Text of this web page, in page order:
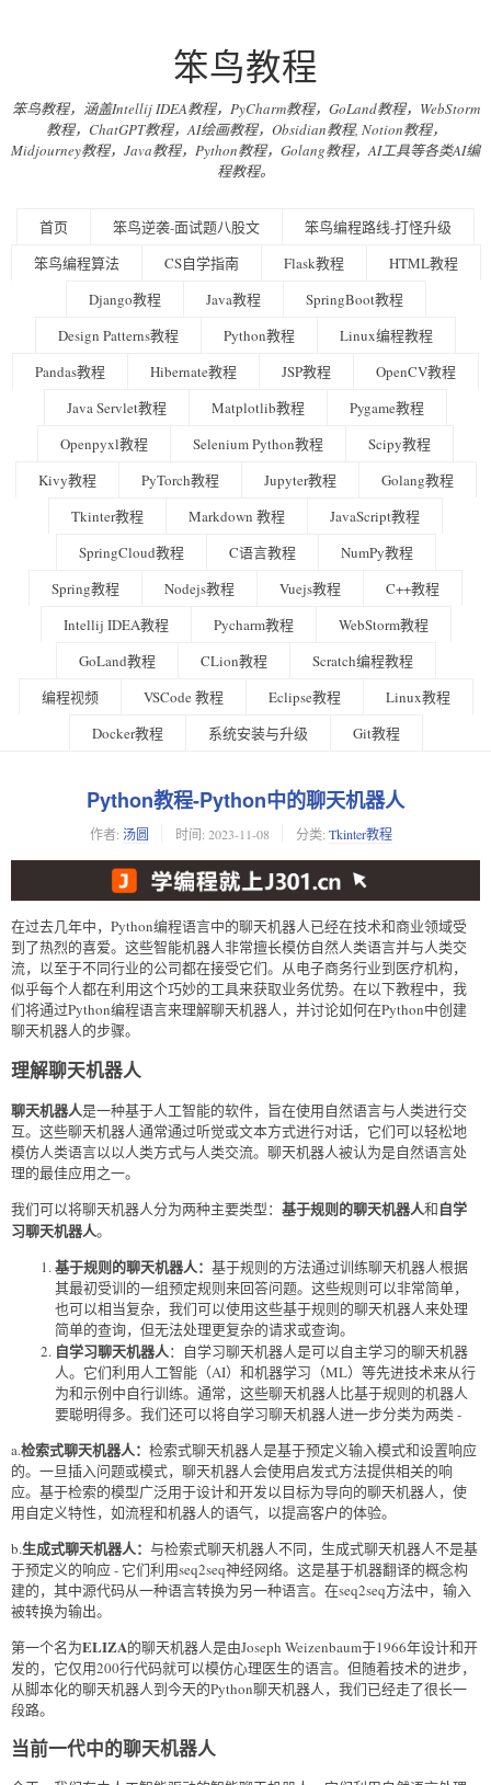
笨鸟教程
笨鸟教程，涵盖Intellij IDEA教程，PyCharm教程，GoLand教程，WebStorm
教程，ChatGPT教程，AI绘画教程，Obsidian教程, Notion教程，
Midjourney教程，Java教程，Python教程，Golang教程，AI工具等各类AI编
程教程。
首页 笨鸟逆袭-面试题八股文
笨鸟编程路线-打怪升级
笨鸟编程算法
CS自学指南 Flask教程
HTML教程
Django教程
Java教程
SpringBoot教程
Design Patterns教程
Python教程
Linux编程教程
Pandas教程
Hibernate教程 JSP教程
OpenCV教程
Java Servlet教程
Matplotlib教程
Pygame教程
Openpyxl教程
Selenium Python教程
Scipy教程
Kivy教程
PyTorch教程 Jupyter教程
Golang教程
Tkinter教程
Markdown 教程
JavaScript教程
SpringCloud教程
C语言教程
NumPy教程
Spring教程
Nodejs教程 Vuejs教程
C++教程
Intellij IDEA教程
Pycharm教程
WebStorm教程
GoLand教程
CLion教程
Scratch编程教程
编程视频
VSCode 教程 Eclipse教程
Linux教程
Docker教程
系统安装与升级 Git教程
Python教程-Python中的聊天机器人
作者: 汤圆 时间: 2023-11-08 分类: Tkinter教程
在过去几年中，Python编程语言中的聊天机器人已经在技术和商业领域受
到了热烈的喜爱。这些智能机器人非常擅长模仿自然人类语言并与人类交
流，以至于不同行业的公司都在接受它们。从电子商务行业到医疗机构，
似乎每个人都在利用这个巧妙的工具来获取业务优势。在以下教程中，我
们将通过Python编程语言来理解聊天机器人，并讨论如何在Python中创建
聊天机器人的步骤。
理解聊天机器人
聊天机器人是一种基于人工智能的软件，旨在使用自然语言与人类进行交
互。这些聊天机器人通常通过听觉或文本方式进行对话，它们可以轻松地
模仿人类语言以以人类方式与人类交流。聊天机器人被认为是自然语言处
理的最佳应用之一。
我们可以将聊天机器人分为两种主要类型： 基于规则的聊天机器人和自学
习聊天机器人。
基于规则的聊天机器人： 基于规则的方法通过训练聊天机器人根据
其最初受训的一组预定规则来回答问题。这些规则可以非常简单，
也可以相当复杂，我们可以使用这些基于规则的聊天机器人来处理
简单的查询，但无法处理更复杂的请求或查询。
自学习聊天机器人：自学习聊天机器人是可以自主学习的聊天机器
人。它们利用人工智能（AI）和机器学习（ML）等先进技术来从行
为和示例中自行训练。通常，这些聊天机器人比基于规则的机器人
要聪明得多。我们还可以将自学习聊天机器人进一步分类为两类 -
a.检索式聊天机器人： 检索式聊天机器人是基于预定义输入模式和设置响应
的。一旦插入问题或模式，聊天机器人会使用启发式方法提供相关的响
应。基于检索的模型广泛用于设计和开发以目标为导向的聊天机器人，使
用自定义特性，如流程和机器人的语气，以提高客户的体验。
b.生成式聊天机器人： 与检索式聊天机器人不同，生成式聊天机器人不是基
于预定义的响应 - 它们利用seq2seq神经网络。这是基于机器翻译的概念构
建的，其中源代码从一种语言转换为另一种语言。在seq2seq方法中，输入
被转换为输出。
第一个名为ELIZA的聊天机器人是由Joseph Weizenbaum于1966年设计和开
发的，它仅用200行代码就可以模仿心理医生的语言。但随着技术的进步，
从脚本化的聊天机器人到今天的Python聊天机器人，我们已经走了很长一
段路。
当前一代中的聊天机器人